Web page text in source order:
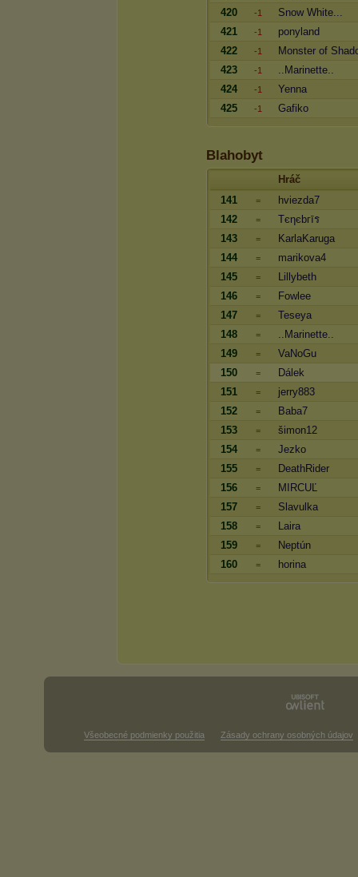
420
-1
Snow White...
421
-1
ponyland
422
-1
Monster of
423
-1
..Marinette..
424
-1
Yenna
425
-1 Gafiko
Blahobyt
Hráč
141
=
hviezda7
142
=
Tєηєbгīร
143
=
KarlaKaruga
144
=
marikova4
145
=
Lillybeth
146
=
Fowlee
147
=
Teseya
148
=
..Marinette..
149
=
VaNoGu
150
=
Dálek
151
=
jerry883
152
=
Baba7
153
=
šimon12
154
=
Jezko
155
=
DeathRider
156
=
MIRCUĽ
157
=
Slavulka
158
=
Laira
159
=
Neptún
160
= horina
Všeobecné podmienky použitia Zásady ochrany osobných údajov